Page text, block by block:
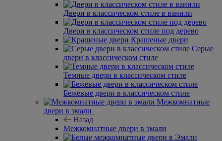
Двери в классическом стиле в ванили
Двери в классическом стиле под дерево
Крашеные двери
Серые
двери в классическом стиле
Темные двери в классическом стиле
Бежевые двери в классическом стиле
Межкомнатные
двери в эмали
Назад
Межкомнатные двери в эмали